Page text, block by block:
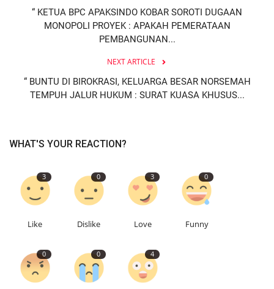
“ KETUA BPC APAKSINDO KOBAR SOROTI DUGAAN
MONOPOLI PROYEK : APAKAH PEMERATAAN
PEMBANGUNAN...
NEXT ARTICLE
“ BUNTU DI BIROKRASI, KELUARGA BESAR NORSEMAH
TEMPUH JALUR HUKUM : SURAT KUASA KHUSUS...
WHAT'S YOUR REACTION?
3
Like
0
Dislike
3
Love
0
Funny
0 0 4